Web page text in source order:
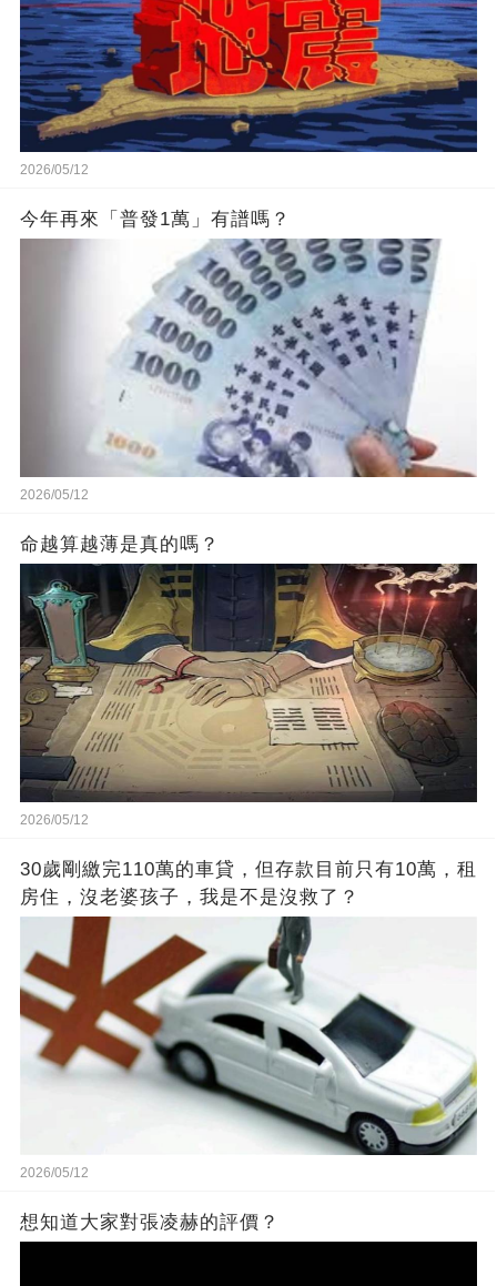
2026/05/12
今年再來「普發1萬」有譜嗎？
2026/05/12
命越算越薄是真的嗎？
2026/05/12
30歲剛繳完110萬的車貸，但存款目前只有10萬，租
房住，沒老婆孩子，我是不是沒救了？
2026/05/12
想知道大家對張凌赫的評價？